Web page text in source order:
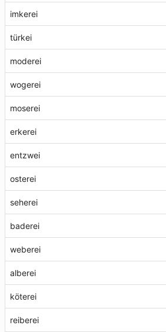
imkerei
türkei
moderei
wogerei
moserei
erkerei
entzwei
osterei
seherei
baderei
weberei
alberei
köterei
reiberei